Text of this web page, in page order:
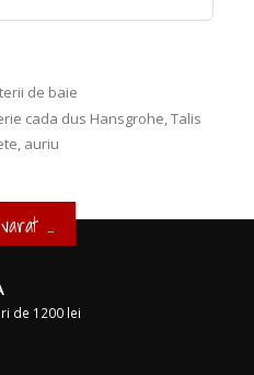
de baie
cada dus Hansgrohe, Talis
auriu
...
de 1200 lei